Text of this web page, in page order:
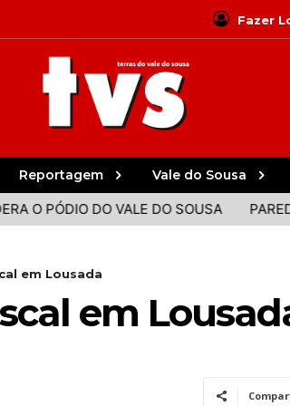
Fazer
Reportagem Vale do Sousa
VALE DO SOUSA PAREDES, PAÇOS E
em Lousada
em